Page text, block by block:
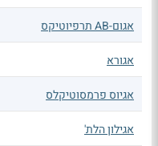
אגום-AB תרפיוטיקס
אגורא
אגיוס פרמסוטיקלס
אגילון הלת'